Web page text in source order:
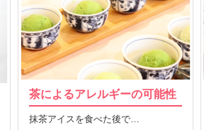
茶によるアレルギーの可能性
抹茶アイスを食べた後で…